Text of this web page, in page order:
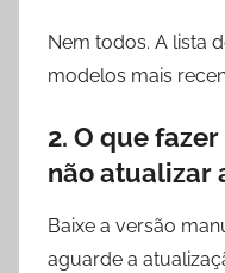
Nem todos. A lista
modelos mais
2. O que
não atualizar
Baixe a versão
aguarde a